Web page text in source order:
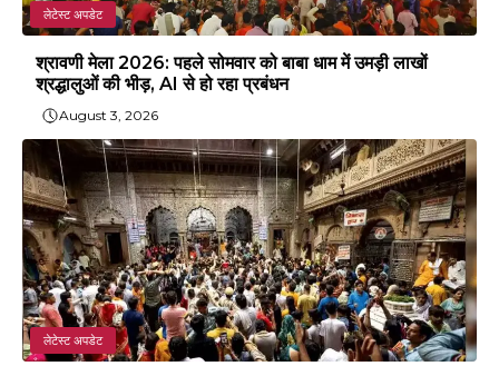
लेटेस्ट अपडेट
श्रावणी मेला 2026: पहले सोमवार को बाबा धाम में उमड़ी लाखों
श्रद्धालुओं की भीड़, AI से हो रहा प्रबंधन
August 3, 2026
लेटेस्ट अपडेट